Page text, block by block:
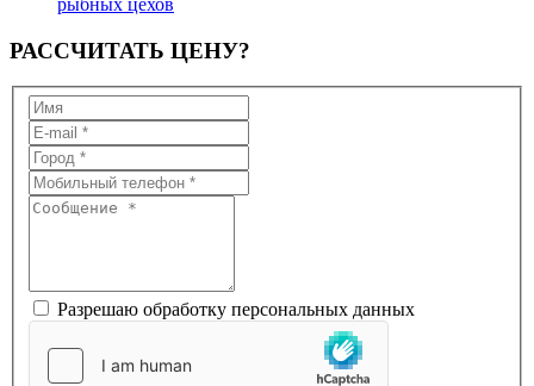
РАССЧИТАТЬ ЦЕНУ?
Разрешаю обработку персональных данных